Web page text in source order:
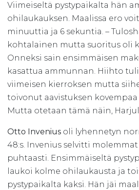
Viimeiseltä pystypaikalta hän
ohilaukauksen. Maalissa ero
minuuttia ja 6 sekuntia. –
kohtalainen mutta suoritus oli
Onneksi sain ensimmäisen
kasattua ammunnan. Hiihto
viimeisen kierroksen mutta
toivonut aavistuksen
Mutta otetaan tämä näin,
Otto Invenius oli lyhennetyn
48:s. Invenius selvitti
puhtaasti. Ensimmäiseltä
laukoi kolme ohilaukausta ja
pystypaikalta kaksi. Hän jäi